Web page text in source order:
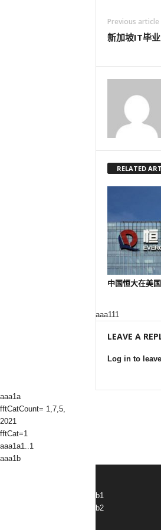
Previous article
新加坡IT毕
RELATED
中国恒大在美
aaa111
LEAVE A
Log in to
aaa1a
fftCatCount= 1,7,5,
2021
fftCat=1
aaa1a1..1
aaa1b
b1
b2